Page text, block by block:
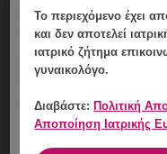
HPV πριν από
Έλεγχος
HPV πριν από
Χρειαστεί;
Το περιεχόμενο έχει
και δεν αποτελεί
ιατρικό ζήτημα
γυναικολόγο.
Διαβάστε: Πολιτική
Αποποίηση Ιατρικής